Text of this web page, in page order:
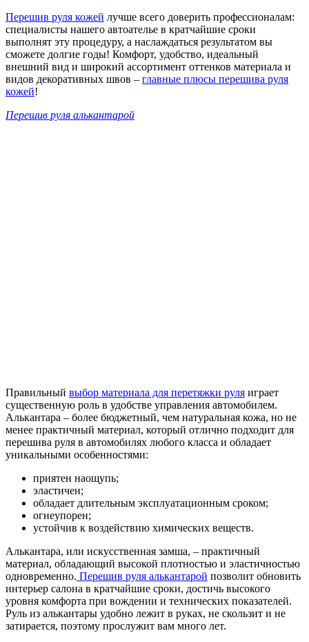
Перешив руля кожей лучше всего доверить профессионалам:
специалисты нашего автоателье в кратчайшие сроки
выполнят эту процедуру, а наслаждаться результатом вы
сможете долгие годы! Комфорт, удобство, идеальный
внешний вид и широкий ассортимент оттенков материала и
видов декоративных швов – главные плюсы перешива руля
кожей!
Перешив руля алькантарой
Правильный выбор материала для перетяжки руля играет
существенную роль в удобстве управления автомобилем.
Алькантара – более бюджетный, чем натуральная кожа, но не
менее практичный материал, который отлично подходит для
перешива руля в автомобилях любого класса и обладает
уникальными особенностями:
приятен наощупь;
эластичен;
обладает длительным эксплуатационным сроком;
огнеупорен;
устойчив к воздействию химических веществ.
Алькантара, или искусственная замша, – практичный
материал, обладающий высокой плотностью и эластичностью
одновременно. Перешив руля алькантарой позволит обновить
интерьер салона в кратчайшие сроки, достичь высокого
уровня комфорта при вождении и технических показателей.
Руль из алькантары удобно лежит в руках, не скользит и не
затирается, поэтому прослужит вам много лет.